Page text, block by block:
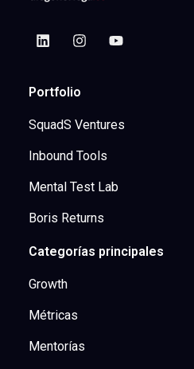
Portfolio
SquadS Ventures
Inbound Tools
Mental Test Lab
Boris Returns
Categorías principales
Growth
Métricas
Mentorías